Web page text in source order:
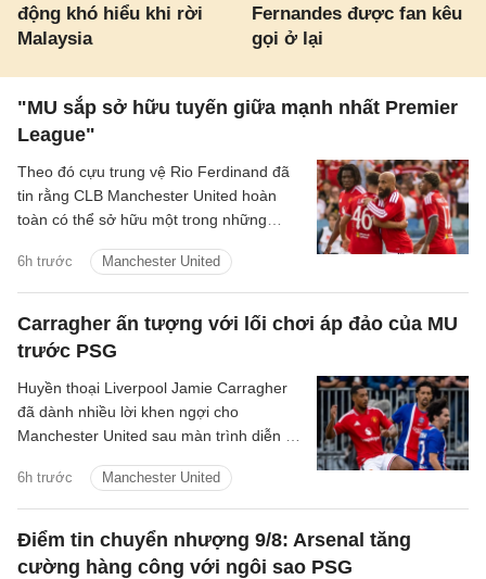
động khó hiểu khi rời
Malaysia
Fernandes được fan kêu
gọi ở lại
"MU sắp sở hữu tuyến giữa mạnh nhất Premier
League"
6h trước Manchester United
Theo đó cựu trung vệ Rio Ferdinand đã
tin rằng CLB Manchester United hoàn
toàn có thể sở hữu một trong những
sau khi chứng kiến sự ăn ý giữa Bruno
Fernandes và Youri Tielemans.
Carragher ấn tượng với lối chơi áp đảo của MU
trước PSG
6h trước Manchester United
Huyền thoại Liverpool Jamie Carragher
đã dành nhiều lời khen ngợi cho
Manchester United sau màn trình diễn ấn
hữu tiền mùa giải với Paris Saint-
Germain.
Điểm tin chuyển nhượng 9/8: Arsenal tăng
cường hàng công với ngôi sao PSG